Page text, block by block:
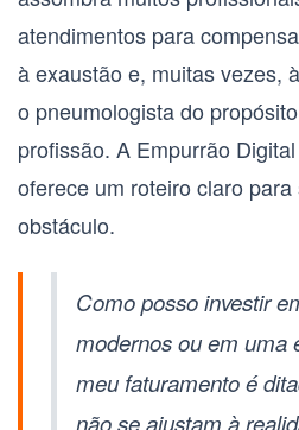
atendimentos para
à exaustão e, muitas vezes,
o pneumologistado
profissão. A Empurrão
oferece um roteiro claro
obstáculo.
Como posso investir
modernos ou em uma
meu faturamento é
não se ajustam à